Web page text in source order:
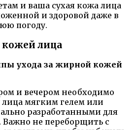
и ваша сухая кожа лица
и здоровой даже в
погоду.
лица
ухода за жирной кожей
и вечером необходимо
мягким гелем или
разработанными для
не переборщить с